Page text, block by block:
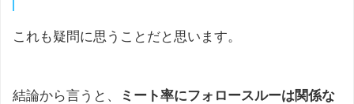
これも疑問に思うことだと思います。
結論から言うと、
ミート率にフォロースルーは関係な